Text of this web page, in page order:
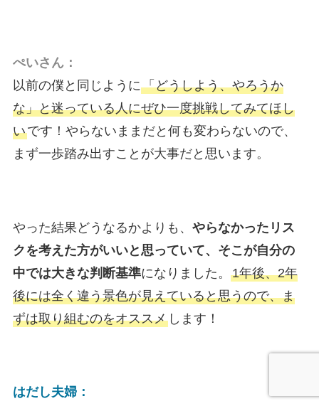
ぺいさん：
以前の僕と同じように「どうしよう、やろうか
な」と迷っている人にぜひ一度挑戦してみてほし
いです！やらないままだと何も変わらないので、
まず一歩踏み出すことが大事だと思います。
やった結果どうなるかよりも、 やらなかったリス
クを考えた方がいいと思っていて、そこが自分の
中では大きな判断基準になりました。 1年後、2年
後には全く違う景色が見えていると思うので、ま
ずは取り組むのをオススメします！
はだし夫婦：